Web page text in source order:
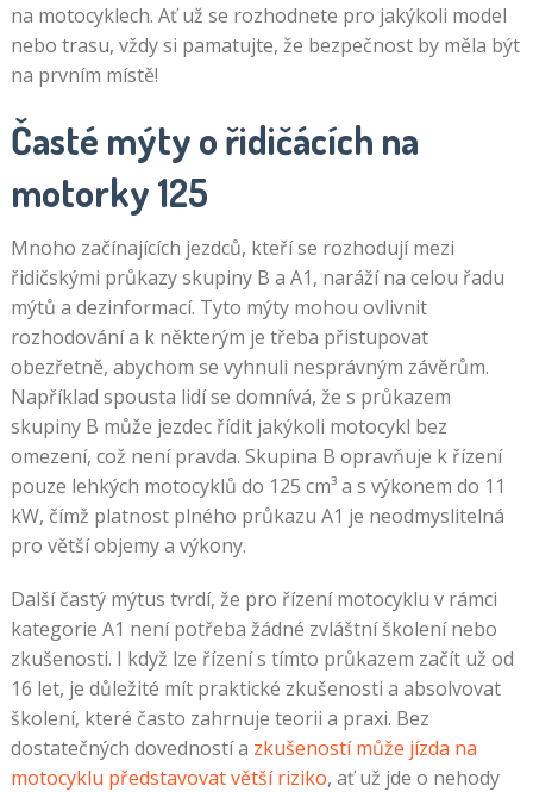
na motocyklech. Ať už se rozhodnete pro jakýkoli model
nebo trasu, vždy si pamatujte, že bezpečnost by měla být
na prvním místě!
Časté mýty o řidičácích na
motorky 125
Mnoho začínajících jezdců, kteří se rozhodují mezi
řidičskými průkazy skupiny B a A1, naráží na celou řadu
mýtů a dezinformací. Tyto mýty mohou ovlivnit
rozhodování a k některým je třeba přistupovat
obezřetně, abychom se vyhnuli nesprávným závěrům.
Například spousta lidí se domnívá, že s průkazem
skupiny B může jezdec řídit jakýkoli motocykl bez
omezení, což není pravda. Skupina B opravňuje k řízení
pouze lehkých motocyklů do 125 cm³ a s výkonem do 11
kW, čímž platnost plného průkazu A1 je neodmyslitelná
pro větší objemy a výkony.
Další častý mýtus tvrdí, že pro řízení motocyklu v rámci
kategorie A1 není potřeba žádné zvláštní školení nebo
zkušenosti. I když lze řízení s tímto průkazem začít už od
16 let, je důležité mít praktické zkušenosti a absolvovat
školení, které často zahrnuje teorii a praxi. Bez
dostatečných dovedností a zkušeností může jízda na
motocyklu představovat větší riziko, ať už jde o nehody